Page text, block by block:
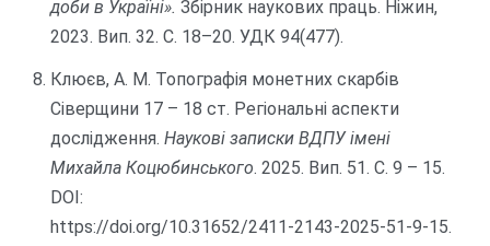
доби в Україні». Збірник наукових праць. Ніжин,
2023. Вип. 32. С. 18–20. УДК 94(477).
Клюєв, А. М. Топографія монетних скарбів
Сіверщини 17 – 18 ст. Регіональні аспекти
дослідження. Наукові записки ВДПУ імені
Михайла Коцюбинського. 2025. Вип. 51. С. 9 – 15.
DOI:
https://doi.org/10.31652/2411-2143-2025-51-9-15.